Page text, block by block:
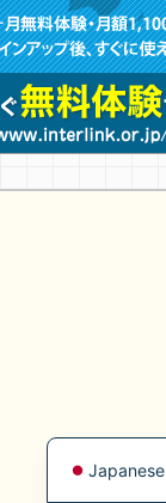
Japanese